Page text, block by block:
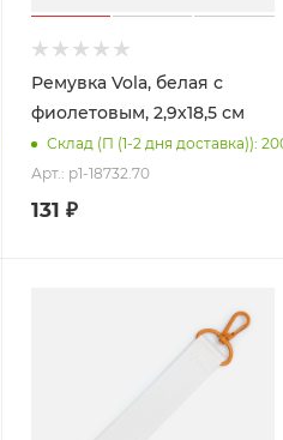
Ремувка Vola, белая с
фиолетовым, 2,9х18,5 см
Склад (П (1-2 дня доставка)):
Арт.: p1-18732.70
131 ₽